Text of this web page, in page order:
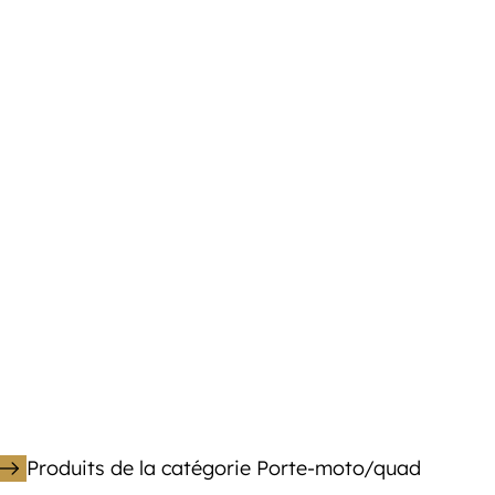
Produits de la catégorie Porte-moto/quad